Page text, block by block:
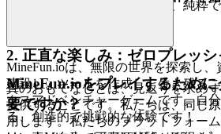
に参加できます。摩擦はなく、純粋
2. 正直な楽しみ：ゼロプレッ
真のおもてなしとは、見返りを求め
提供することです。私たちは、同じ
用します。私たちのプラットフォー
MineFun.ioは、無限の世界を探索し
建設し、ツールを作成し、生き残る
クスアドベンチャーゲームです。自
る、創造的で挑戦的な体験です！
MineFun.ioをプレイするため
要ですか？